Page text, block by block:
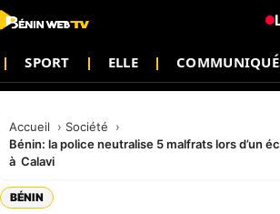
SPORT ELLE
Accueil
Société
Bénin: la police neutralise 5 malfrats lors d’un
à Calavi
BÉNIN